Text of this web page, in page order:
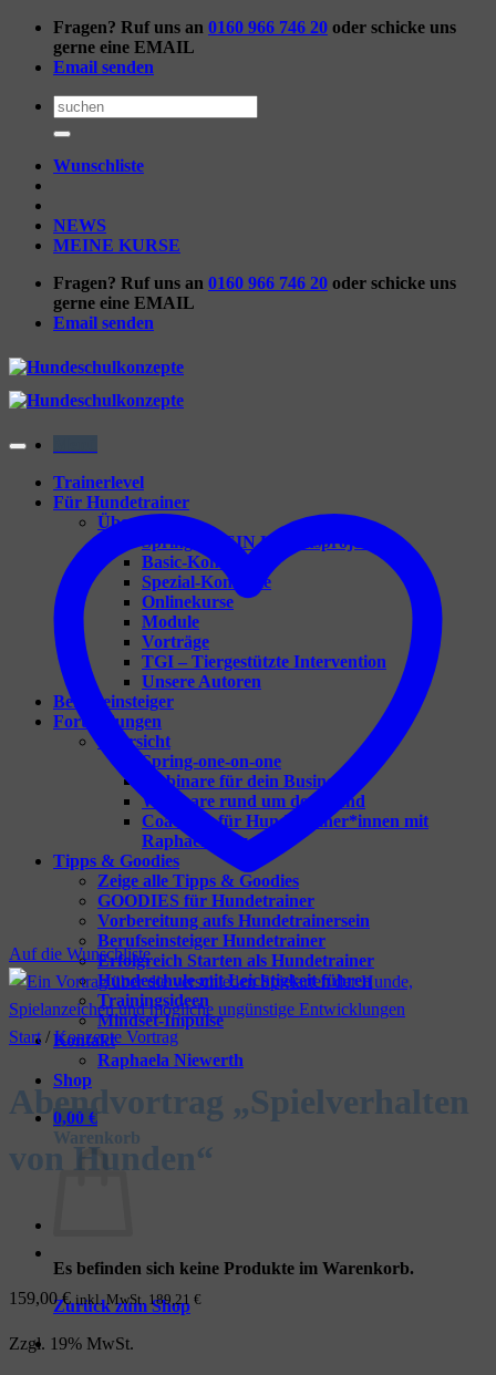
Zum
springen
Fragen? Ruf uns an 0160 966 746 20 oder schicke uns
gerne eine EMAIL
Email senden
Suchen
nach:
Wunschliste
NEWS
MEINE KURSE
Fragen? Ruf uns an 0160 966 746 20 oder schicke uns
gerne eine EMAIL
Email senden
Trainerlevel
Für Hundetrainer
Übersicht
Spring – DEIN Herzensprojekt
Basic-Konzepte
Spezial-Konzepte
Onlinekurse
Module
Vorträge
TGI – Tiergestützte Intervention
Unsere Autoren
Berufseinsteiger
Fortbildungen
Übersicht
Spring-one-on-one
Webinare für dein Business
Webinare rund um den Hund
Coaching für Hundetrainer*innen mit
Raphaela Niewerth
Tipps & Goodies
Zeige alle Tipps & Goodies
GOODIES für Hundetrainer
Vorbereitung aufs Hundetrainersein
Berufseinsteiger Hundetrainer
Erfolgreich Starten als Hundetrainer
Hundeschule mit Leichtigkeit führen
Trainingsideen
Mindset-Impulse
Kontakt
Raphaela Niewerth
Shop
0,00 €
Warenkorb
Es befinden sich keine Produkte im Warenkorb.
Zurück zum Shop
Auf die Wunschliste
Start / Konzepte Vortrag
Abendvortrag „Spielverhalten
von Hunden“
159,00€ inkl. MwSt. 189,21 €
Zzgl. 19% MwSt.